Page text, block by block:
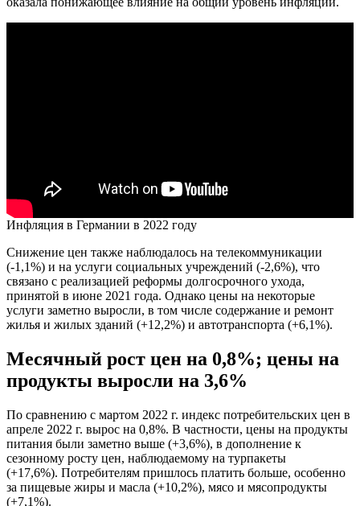
Инфляция в Германии в 2022 году
Снижение цен также наблюдалось на телекоммуникации
(-1,1%) и на услуги социальных учреждений (-2,6%), что
связано с реализацией реформы долгосрочного ухода,
принятой в июне 2021 года. Однако цены на некоторые
услуги заметно выросли, в том числе содержание и ремонт
жилья и жилых зданий (+12,2%) и автотранспорта (+6,1%).
Месячный рост цен на 0,8%; цены на
продукты выросли на 3,6%
По сравнению с мартом 2022 г. индекс потребительских цен в
апреле 2022 г. вырос на 0,8%. В частности, цены на продукты
питания были заметно выше (+3,6%), в дополнение к
сезонному росту цен, наблюдаемому на турпакеты
(+17,6%). Потребителям пришлось платить больше, особенно
за пищевые жиры и масла (+10,2%), мясо и мясопродукты
(+7,1%).